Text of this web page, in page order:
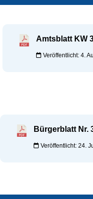
Amtsblatt KW
Veröffentlicht: 4.
Bürgerblatt Nr.
Veröffentlicht: 24.